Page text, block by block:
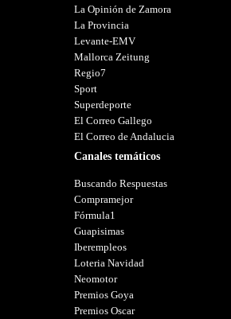
La Opinión de Zamora
La Provincia
Levante-EMV
Mallorca Zeitung
Regio7
Sport
Superdeporte
El Correo Gallego
El Correo de Andalucia
Canales temáticos
Buscando Respuestas
Compramejor
Fórmula1
Guapisimas
Iberempleos
Loteria Navidad
Neomotor
Premios Goya
Premios Oscar